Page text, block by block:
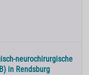
neurochirurgische
in Rendsburg